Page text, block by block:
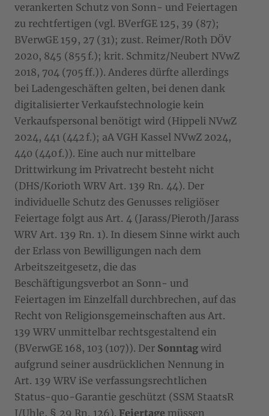
verankerten Schutz von Sonn- und Feiertagen
zu rechtfertigen (vgl. BVerfGE 125, 39 (87);
BVerwGE 159, 27 (31); zust. Reimer/Roth DÖV
2020, 845 (855 f.); krit. Schmitz/Neubert NVwZ
2018, 704 (705 ff.)). Anderes dürfte allerdings
bei Ladengeschäften gelten, bei denen dank
digitalisierter Verkaufstechnologie kein
Verkaufspersonal benötigt wird (Hippeli NVwZ
2024, 441 (442 f.); aA VGH Kassel NVwZ 2024,
440 (440 f.)). Eine auch nur mittelbare
Drittwirkung im Privatrecht besteht nicht
(DHS/Korioth WRV Art. 139 Rn. 44). Der
individuelle Schutz des Genusses religiöser
Feiertage folgt aus Art. 4 (Jarass/Pieroth/Jarass
WRV Art. 139 Rn. 1). In diesem Sinne wirkt auch
der Erlass von Bewilligungen nach dem
Arbeitszeitgesetz, die das
Beschäftigungsverbot an Sonn- und
Feiertagen im Einzelfall durchbrechen, auf das
Recht von Religionsgemeinschaften aus Art.
139 WRV unmittelbar rechtsgestaltend ein
(BVerwGE 168, 103 (107)). Der Sonntag wird
aufgrund seiner ausdrücklichen Nennung in
Art. 139 WRV iSe verfassungsrechtlichen
Status-quo-Garantie geschützt (SSM StaatsR
I/Uhle, § 29 Rn. 126). Feiertage müssen